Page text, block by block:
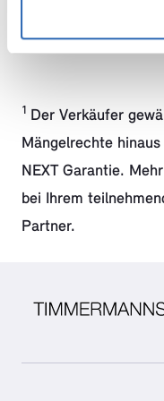
1 Der Verkäufer
Mängelrechte
NEXT Garantie.
bei Ihrem
Partner.